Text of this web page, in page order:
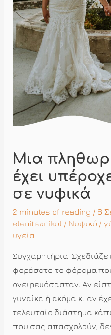
Μια
έχει
σε νυφικά
2 minutes of reading / 6
elenitsanikol / Νυφικό /
υγεία
Συγχαρητήρια!
φορέσετε το φόρεμα
ονειρευόσασταν. Αν
γυναίκα ή ακόμα κι αν
τελευταίο διάστημα
που σας απασχολούν,